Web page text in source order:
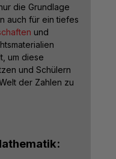
die Grundlage
auch für ein tiefes
und
um diese
und Schülern
der Zahlen zu